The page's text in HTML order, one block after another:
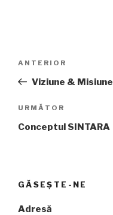
articole
Articolul
anterior
ANTERIOR
Viziune & Misiune
Articolul
următor
URMĂTOR
Conceptul SINTARA
GĂSEȘTE-NE
Adresă